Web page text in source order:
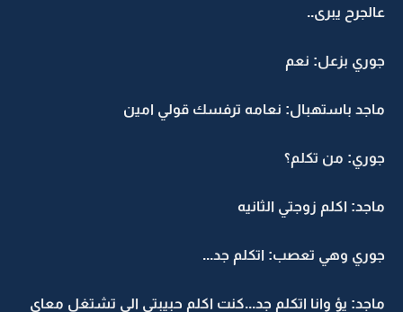
عالجرح يبرى..
جوري بزعل: نعم
ماجد باستهبال: نعامه ترفسك قولي امين
جوري: من تكلم؟
ماجد: اكلم زوجتي الثانيه
جوري وهي تعصب: اتكلم جد...
ماجد: يؤ وانا اتكلم جد...كنت اكلم حبيبتي الي تشتغل معاي